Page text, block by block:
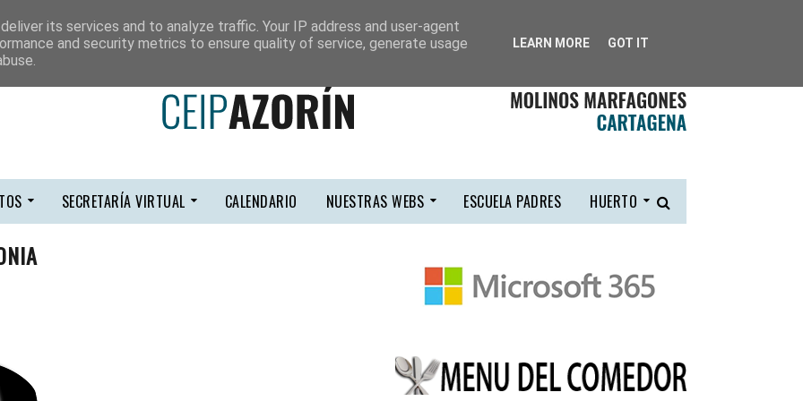
SECRETARÍA VIRTUAL CALENDARIO NUESTRAS WEBS ESCUELA PADRES HUERTO
its services and to analyze traffic. Your IP address and user-agent
and security metrics to ensure quality of service, generate usage
LEARN MORE GOT IT